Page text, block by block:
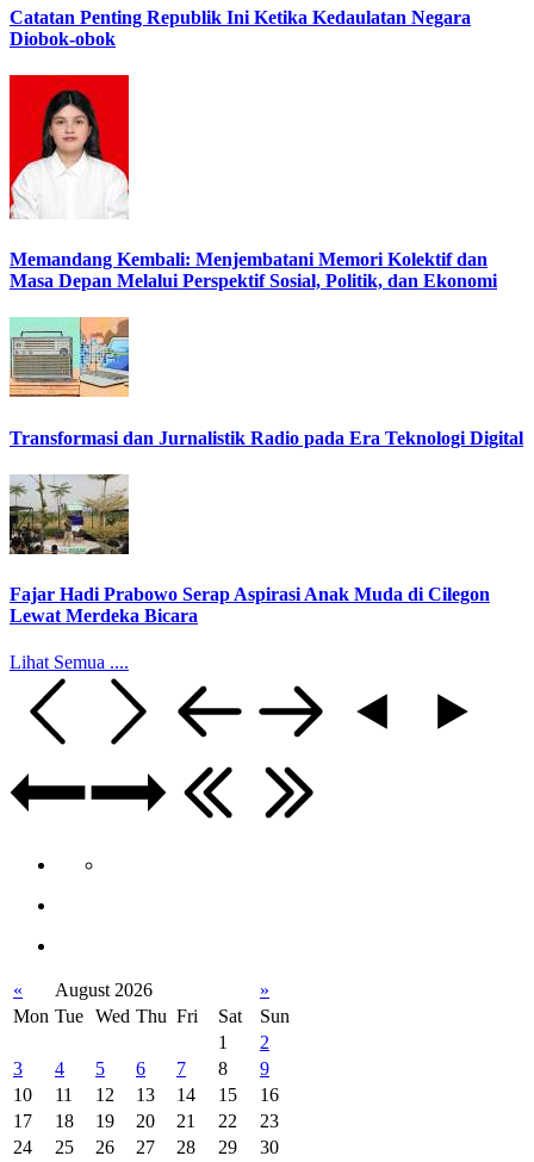
Catatan Penting Republik Ini Ketika Kedaulatan Negara
Diobok-obok
Memandang Kembali: Menjembatani Memori Kolektif dan
Masa Depan Melalui Perspektif Sosial, Politik, dan Ekonomi
Transformasi dan Jurnalistik Radio pada Era Teknologi Digital
Fajar Hadi Prabowo Serap Aspirasi Anak Muda di Cilegon
Lewat Merdeka Bicara
Lihat Semua ....
« August 2026
»
Mon Tue Wed Thu Fri Sat
Sun
1
2
3
4 5 6 7 8
9
10
11 12 13 14 15
16
17
18 19 20 21 22
23
24
25 26 27 28 29
30